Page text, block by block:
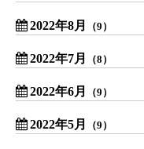
2022年8月 （9）
2022年7月 （8）
2022年6月 （9）
2022年5月 （9）